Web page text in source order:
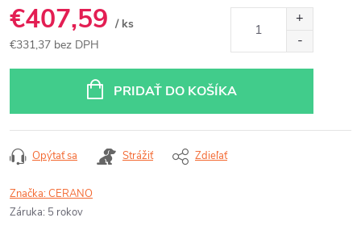
€407,59 / ks
€331,37 bez DPH
PRIDAŤ DO KOŠÍKA
Opýtať sa Strážiť Zdieľať
Značka:CERANO
Záruka: 5 rokov